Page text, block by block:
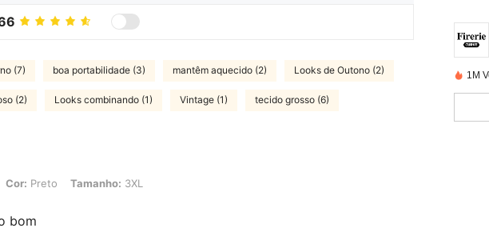
(7) boa portabilidade (3) mantêm aquecido (2) Looks de Outono (2)
(2) Looks combinando (1) Vintage (1) tecido grosso (6)
Tamanho: 3XL
Cor: Preto Tamanho: 3XL
bom
1M